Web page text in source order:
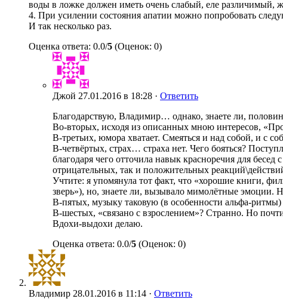
воды в ложке должен иметь очень слабый, еле различимый,
4. При усилении состояния апатии можно попробовать
И так несколько раз.
Оценка ответа: 0.0/5 (Оценок: 0)
Джой 27.01.2016 в 18:28 · Ответить
Благодарствую, Владимир… однако, знаете ли,
Во-вторых, исходя из описанных мною интересов,
В-третьих, юмора хватает. Смеяться и над собой, и с
В-четвёртых, страх… страха нет. Чего бояться?
благодаря чего отточила навык красноречия для
отрицательных, так и положительных
Учтите: я упомянула тот факт, что «хорошие книги,
зверь»), но, знаете ли, вызывало мимолётные эмоции.
В-пятых, музыку таковую (в особенности альфа-
В-шестых, «связано с взрослением»? Странно. Но
Вдохи-выдохи делаю.
Оценка ответа: 0.0/5 (Оценок: 0)
Владимир 28.01.2016 в 11:14 · Ответить